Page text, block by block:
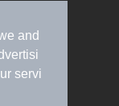
and
servi
のご案内
規約
採用情報